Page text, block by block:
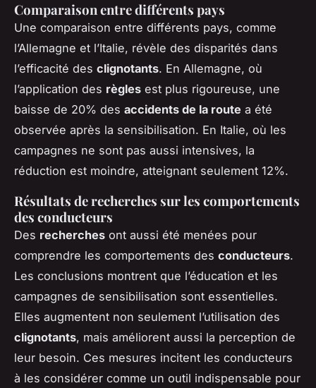
Comparaison entre différents pays
Une comparaison entre différents pays, comme
l’Allemagne et l’Italie, révèle des disparités dans
l’efficacité des clignotants. En Allemagne, où
l’application des règles est plus rigoureuse, une
baisse de 20% des accidents de la route a été
observée après la sensibilisation. En Italie, où les
campagnes ne sont pas aussi intensives, la
réduction est moindre, atteignant seulement 12%.
Résultats de recherches sur les comportements
des conducteurs
Des recherches ont aussi été menées pour
comprendre les comportements des conducteurs.
Les conclusions montrent que l’éducation et les
campagnes de sensibilisation sont essentielles.
Elles augmentent non seulement l’utilisation des
clignotants, mais améliorent aussi la perception de
leur besoin. Ces mesures incitent les conducteurs
à les considérer comme un outil indispensable pour